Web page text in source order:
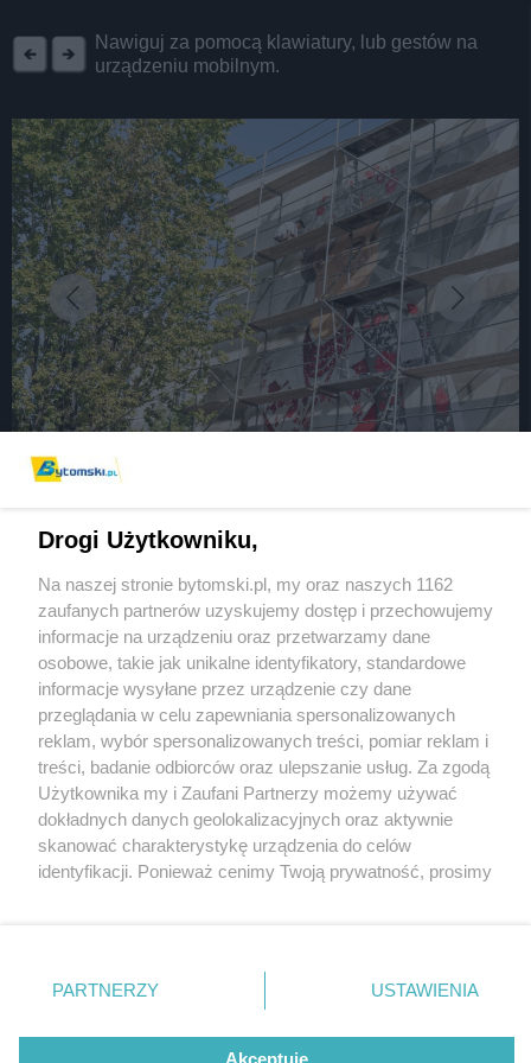
Nawiguj za pomocą klawiatury, lub gestów na
urządzeniu mobilnym.
,,Rozbarczanka" powstaje na oczach
ozdobi ścianę kamienicy przy ul. Witczaka
4 / 8
Mural rozbarczanka bytom 2
Ruszyły prace nad muralem, który ozdobi ścianę
kamienicy przy ul. Witczaka. ,,Rozbarczankę" wybrali
mieszkańcy w internetowym głosowaniu. Mural jest
kolejną formą tegorocznych obchodów 770-lecia
REKLAMA
Wydawca mediów lokalnych
Nie zapomnij
zapoznać się z:
polityką prywatności regulamin korzystania z portali
Twojemiasto
Piekary Śląskie
Chorzów
Tarnowskie Góry
Gliwice
Skontakuj sięz nami
Kontakt
Wydawca
Pogoda
Drogi Użytkowniku,
Na naszej stronie bytomski.pl, my oraz naszych 1162
zaufanych partnerów uzyskujemy dostęp i przechowujemy
informacje na urządzeniu oraz przetwarzamy dane
osobowe, takie jak unikalne identyfikatory, standardowe
informacje wysyłane przez urządzenie czy dane
przeglądania w celu zapewniania spersonalizowanych
reklam, wybór spersonalizowanych treści, pomiar reklam i
treści, badanie odbiorców oraz ulepszanie usług. Za zgodą
Użytkownika my i Zaufani Partnerzy możemy używać
dokładnych danych geolokalizacyjnych oraz aktywnie
skanować charakterystykę urządzenia do celów
identyfikacji. Ponieważ cenimy Twoją prywatność, prosimy
prywatności znajdujący się w lewym dolnym rogu strony
. Niektóre rodzaje przetwarzania danych nie wymagają
zgody użytkownika, ale masz prawo sprzeciwić się
takiemu przetwarzaniu. Preferencje będą miały
PARTNERZY USTAWIENIA
Akceptuję